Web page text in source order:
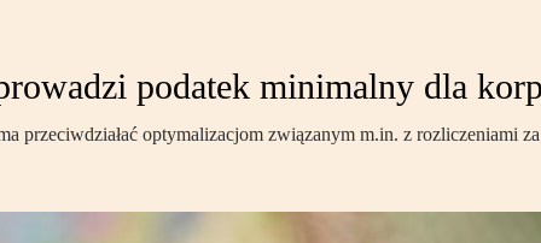
podatek minimalny dla
przeciwdziałać optymalizacjom związanym m.in. z rozliczeniami za